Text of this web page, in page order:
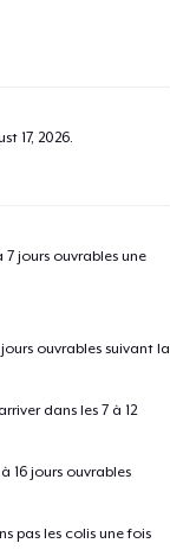
17, 2026.
jours ouvrables une
ouvrables suivant la
dans les 7 à 12
16 jours ouvrables
pas les colis une fois